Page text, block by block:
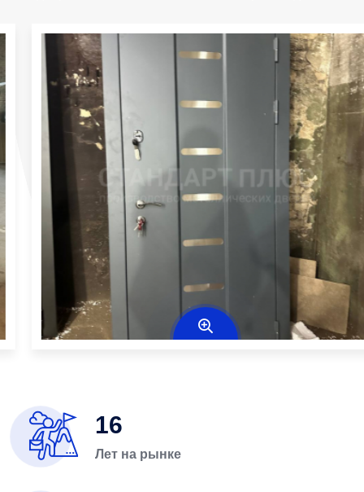
16
Лет на рынке